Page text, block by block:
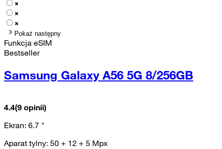
Pokaż następny
Funkcja eSIM
Bestseller
Samsung Galaxy A56 5G 8/256GB
4.4(9 opinii)
Ekran: 6.7 "
Aparat tylny: 50 + 12 + 5 Mpx